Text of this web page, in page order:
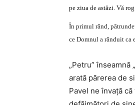
pe ziua de astăzi. Vă
În primul rând,
ce Domnul a rânduit ca
„Petru” înseamnă
arată părerea de
Pavel ne învaţă